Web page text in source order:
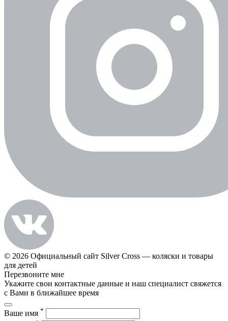
© 2026 Официальный сайт Silver Cross — коляски и товары
для детей
Перезвоните мне
Укажите свои контактные данные и наш специалист свяжется
с Вами в ближайшее время
Ваше имя *